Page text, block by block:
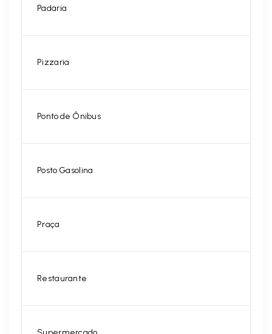
Padaria
Pizzaria
Ponto de Ônibus
Posto Gasolina
Praça
Restaurante